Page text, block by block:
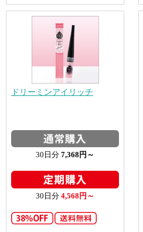
ドリーミンアイリッチ
30日分7,368円～
30日分4,568円～